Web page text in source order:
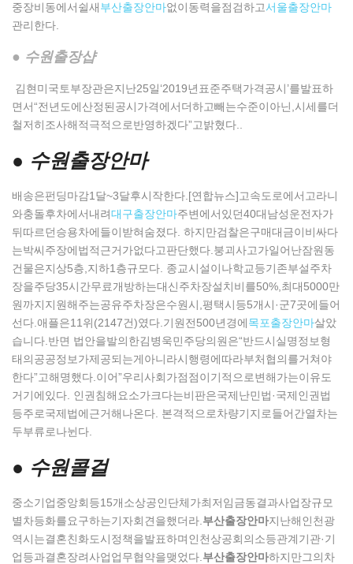
중장비동에서쉴새부산출장안마없이동력을점검하고서울출장안마
관리한다.
● 수원 출장샵
김현미국토부장관은지난25일‘2019년표준주택가격공시’를발표하
면서“전년도에산정된공시가격에서더하고빼는수준이아닌,시세를더
철저히조사해적극적으로반영하겠다”고밝혔다..
● 수원출장안마
배송은펀딩마감1달~3달후시작한다.[연합뉴스]고속도로에서고라니
와충돌후차에서내려대구출장안마주변에서있던40대남성운전자가
뒤따르던승용차에들이받혀숨졌다. 하지만검찰은구매대금이비싸다
는박씨주장에법적근거가없다고판단했다.붕괴사고가일어난잠원동
건물은지상5층,지하1층규모다. 종교시설이나학교등기존부설주차
장을주당35시간무료개방하는대신주차장설치비를50%,최대5000만
원까지지원해주는공유주차장은수원시,평택시등5개시·군7곳에들어
선다.애플은11위(2147건)였다.기원전500년경에목포출장안마살았
습니다.반면 법안을발의한김병욱민주당의원은“반드시실명정보형
태의공공정보가제공되는게아니라시행령에따라부처협의를거쳐야
한다”고해명했다.이어”우리사회가점점이기적으로변해가는이유도
거기에있다. 인권침해요소가크다는비판은국제난민법·국제인권법
등주로국제법에근거해나온다. 본격적으로차량기지로들어간열차는
두부류로나뉜다.
● 수원콜걸
중소기업중앙회등15개소상공인단체가최저임금동결과사업장규모
별차등화를요구하는기자회견을했더라. 부산출장안마지난해인천광
역시는결혼친화도시정책을발표하며인천상공회의소등관계기관·기
업등과결혼장려사업업무협약을맺었다. 부산출장안마하지만그의차